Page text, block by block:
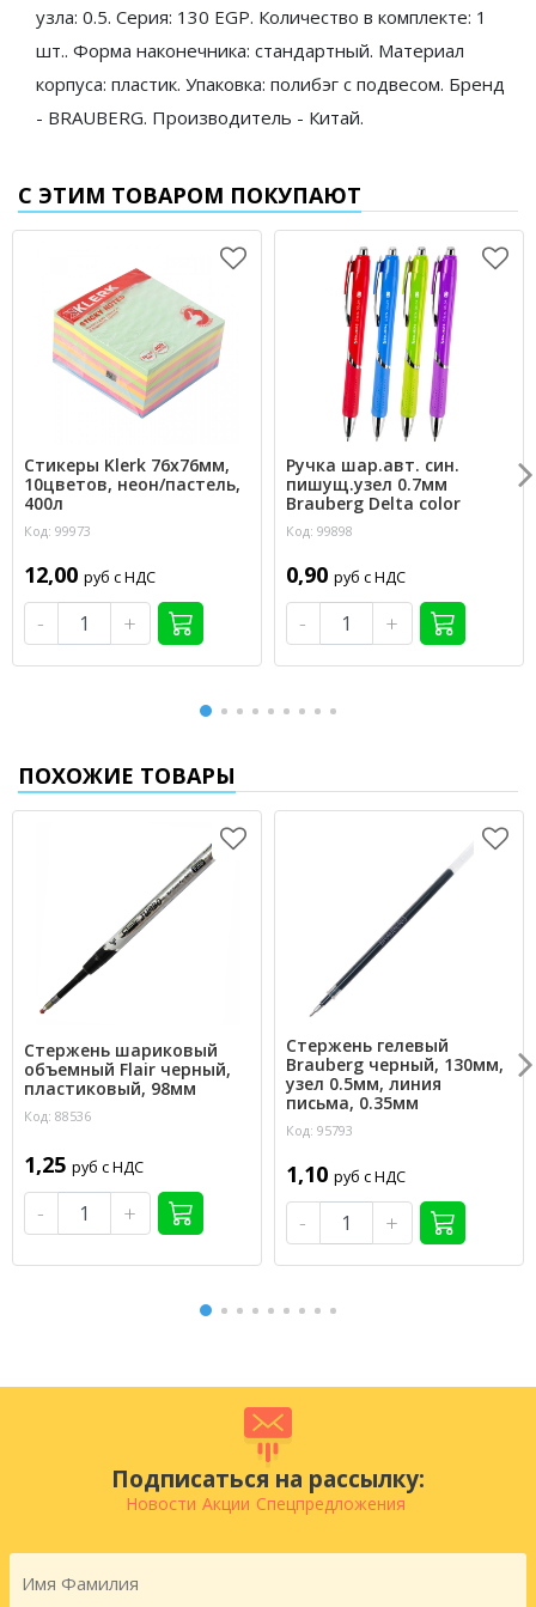
узла: 0.5. Серия: 130 EGP. Количество в комплекте: 1
шт.. Форма наконечника: стандартный. Материал
корпуса: пластик. Упаковка: полибэг с подвесом. Бренд
- BRAUBERG. Производитель - Китай.
С ЭТИМ ТОВАРОМ ПОКУПАЮТ
Стикеры Klerk 76х76мм,
10цветов, неон/пастель,
400л
Код: 99973
12,00 руб с НДС
- +
Ручка шар.авт. син.
пишущ.узел 0.7мм
Brauberg Delta color
Код: 99898
0,90 руб с НДС
- +
ПОХОЖИЕ ТОВАРЫ
Стержень шариковый
объемный Flair черный,
пластиковый, 98мм
Код: 88536
1,25 руб с НДС
- +
Стержень гелевый
Brauberg черный, 130мм,
узел 0.5мм, линия
письма, 0.35мм
Код: 95793
1,10 руб с НДС
- +
Подписаться на рассылку:
Новости Акции Спецпредложения